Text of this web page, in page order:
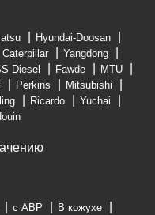
Hyundai-Doosan
Caterpillar
Yangdong
Diesel Fawde
MTU
Perkins
Mitsubishi
Ricardo
Yuchai
с АВР
В кожухе